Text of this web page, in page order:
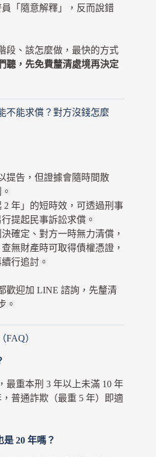
「隨意解釋」，反而說錯
段、該怎麼做，最快的方式
聽，先免費釐清處境再決定
不能求償？對方沒錢怎麼
提告，但證據會隨時間散
2 年」的短時效，可透過刑事
提起民事訴訟求償。
決確定、對方一時無力清償，
無財產時可取得債權憑證，
行追討。
歡迎加 LINE 諮詢，先釐清
。
FAQ）
最重本刑 3 年以上未滿 10 年
普通詐欺（最重 5 年）即適
20 年嗎？